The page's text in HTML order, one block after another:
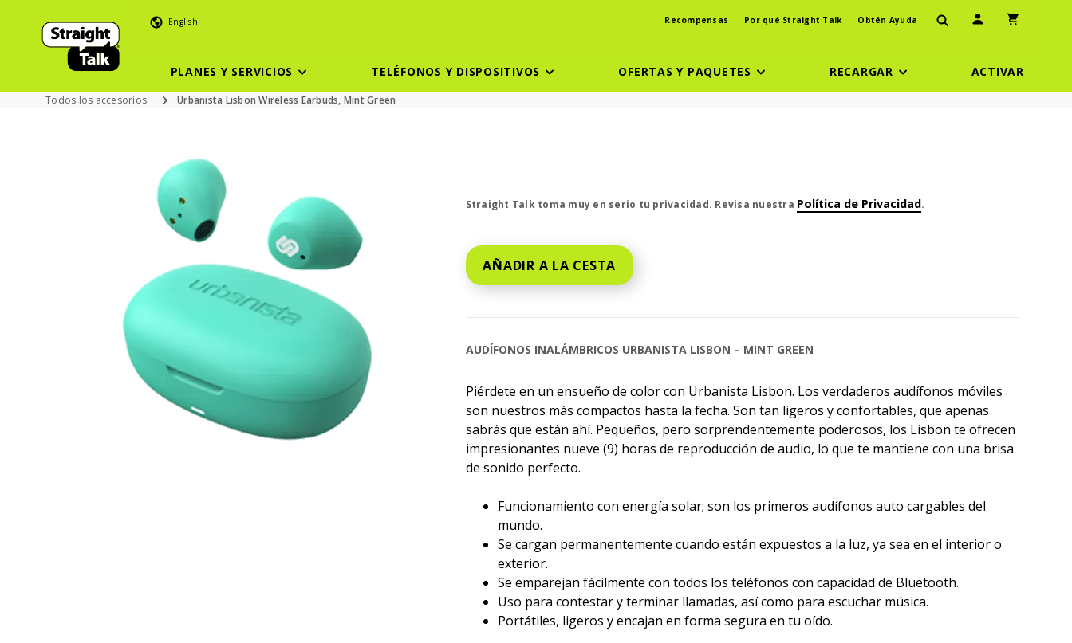
English Recompensas Por qué Straight Talk Obtén Ayuda Ícono de usuario
PLANES Y SERVICIOS TELÉFONOS Y DISPOSITIVOS OFERTAS Y PAQUETES RECARGAR ACTIVAR
Todos los accesorios Urbanista Lisbon Wireless Earbuds, Mint Green
Straight Talk toma muy en serio tu privacidad. Revisa nuestra Política de Privacidad.
AÑADIR A LA CESTA
AUDÍFONOS INALÁMBRICOS URBANISTA LISBON – MINT GREEN
Piérdete en un ensueño de color con Urbanista Lisbon. Los verdaderos audífonos móviles
son nuestros más compactos hasta la fecha. Son tan ligeros y confortables, que apenas
sabrás que están ahí. Pequeños, pero sorprendentemente poderosos, los Lisbon te ofrecen
impresionantes nueve (9) horas de reproducción de audio, lo que te mantiene con una brisa
de sonido perfecto.
Funcionamiento con energía solar; son los primeros audífonos auto cargables del
mundo.
Se cargan permanentemente cuando están expuestos a la luz, ya sea en el interior o
exterior.
Se emparejan fácilmente con todos los teléfonos con capacidad de Bluetooth.
Uso para contestar y terminar llamadas, así como para escuchar música.
Portátiles, ligeros y encajan en forma segura en tu oído.